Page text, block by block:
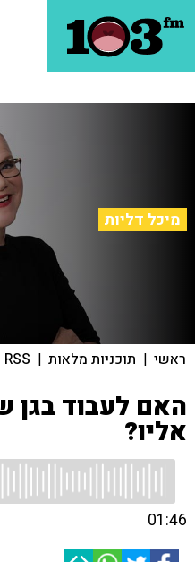
מיכל דליות
ראשי | תוכניות מלאות |
RSS
האם לעבוד בגן
אליו?
01:46